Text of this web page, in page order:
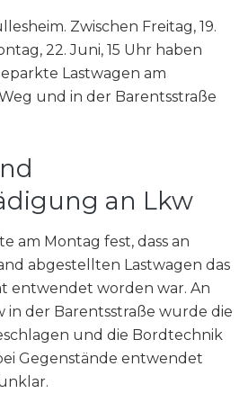
Zwischen Freitag, 19.
22. Juni, 15 Uhr haben
Lastwagen am
und in der Barentsstraße
an Lkw
am Montag fest, dass an
abgestellten Lastwagen das
entwendet worden war. An
in der Barentsstraße wurde die
und die Bordtechnik
Gegenstände entwendet